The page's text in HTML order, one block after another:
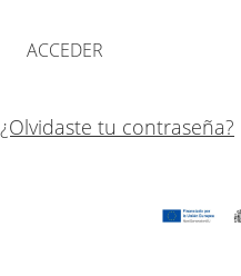
¿Olvidaste tu contraseña?